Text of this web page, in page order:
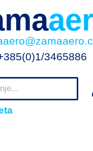
3465886